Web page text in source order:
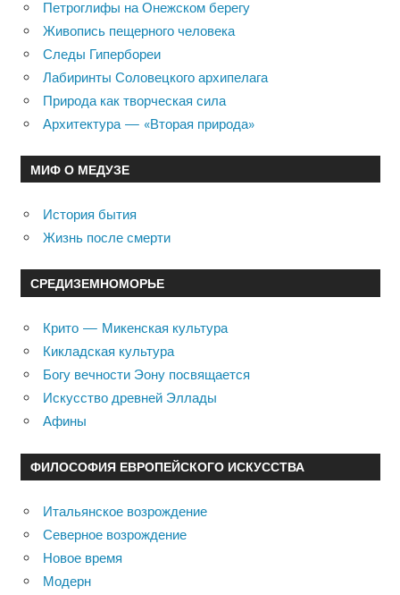
Петроглифы на Онежском берегу
Живопись пещерного человека
Следы Гипербореи
Лабиринты Соловецкого архипелага
Природа как творческая сила
Архитектура — «Вторая природа»
МИФ О МЕДУЗЕ
История бытия
Жизнь после смерти
СРЕДИЗЕМНОМОРЬЕ
Крито — Микенская культура
Кикладская культура
Богу вечности Эону посвящается
Искусство древней Эллады
Афины
ФИЛОСОФИЯ ЕВРОПЕЙСКОГО ИСКУССТВА
Итальянское возрождение
Северное возрождение
Новое время
Модерн